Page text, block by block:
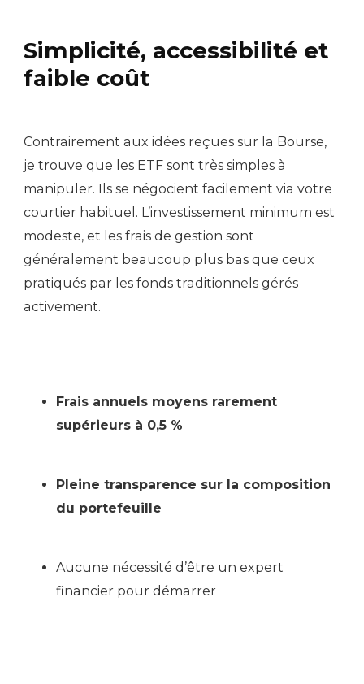
Simplicité, accessibilité et
faible coût
Contrairement aux idées reçues sur la Bourse,
je trouve que les ETF sont très simples à
manipuler. Ils se négocient facilement via votre
courtier habituel. L’investissement minimum est
modeste, et les frais de gestion sont
généralement beaucoup plus bas que ceux
pratiqués par les fonds traditionnels gérés
activement.
Frais annuels moyens rarement
supérieurs à 0,5 %
Pleine transparence sur la composition
du portefeuille
Aucune nécessité d’être un expert
financier pour démarrer